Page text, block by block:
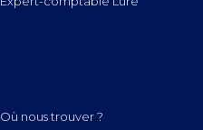
Où nous trouver ?